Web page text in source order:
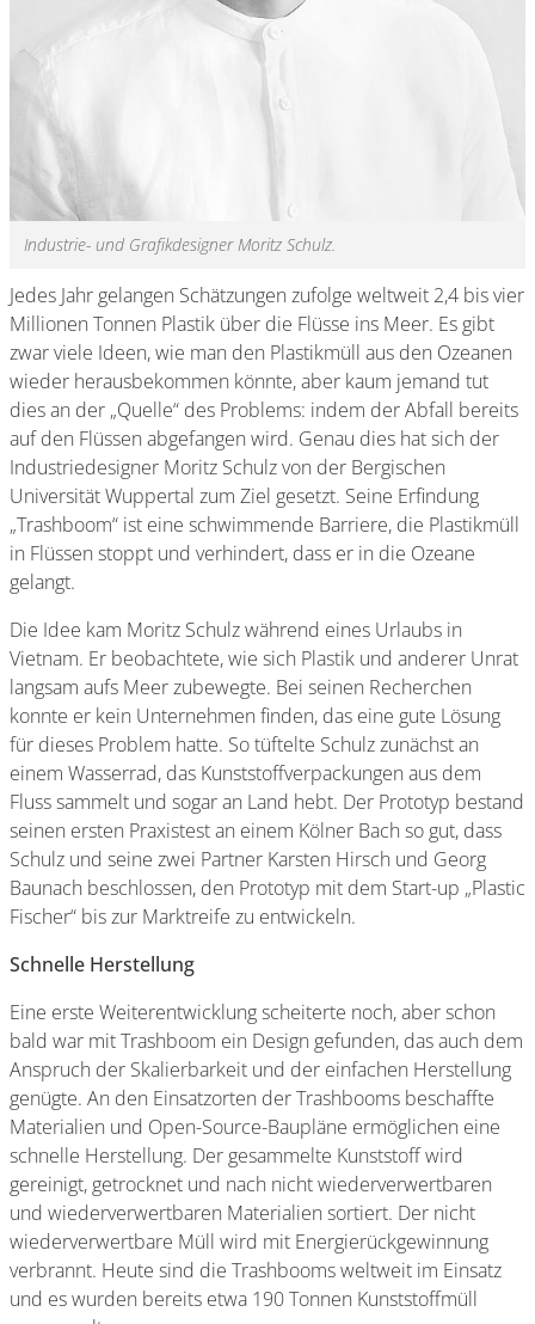
Industrie- und Grafikdesigner Moritz Schulz.
Jedes Jahr gelangen Schätzungen zufolge weltweit 2,4 bis vier
Millionen Tonnen Plastik über die Flüsse ins Meer. Es gibt
zwar viele Ideen, wie man den Plastikmüll aus den Ozeanen
wieder herausbekommen könnte, aber kaum jemand tut
dies an der „Quelle“ des Problems: indem der Abfall bereits
auf den Flüssen abgefangen wird. Genau dies hat sich der
Industriedesigner Moritz Schulz von der Bergischen
Universität Wuppertal zum Ziel gesetzt. Seine Erfindung
„Trashboom“ ist eine schwimmende Barriere, die Plastikmüll
in Flüssen stoppt und verhindert, dass er in die Ozeane
gelangt.
Die Idee kam Moritz Schulz während eines Urlaubs in
Vietnam. Er beobachtete, wie sich Plastik und anderer Unrat
langsam aufs Meer zubewegte. Bei seinen Recherchen
konnte er kein Unternehmen finden, das eine gute Lösung
für dieses Problem hatte. So tüftelte Schulz zunächst an
einem Wasserrad, das Kunststoffverpackungen aus dem
Fluss sammelt und sogar an Land hebt. Der Prototyp bestand
seinen ersten Praxistest an einem Kölner Bach so gut, dass
Schulz und seine zwei Partner Karsten Hirsch und Georg
Baunach beschlossen, den Prototyp mit dem Start-up „Plastic
Fischer“ bis zur Marktreife zu entwickeln.
Schnelle Herstellung
Eine erste Weiterentwicklung scheiterte noch, aber schon
bald war mit Trashboom ein Design gefunden, das auch dem
Anspruch der Skalierbarkeit und der einfachen Herstellung
genügte. An den Einsatzorten der Trashbooms beschaffte
Materialien und Open-Source-Baupläne ermöglichen eine
schnelle Herstellung. Der gesammelte Kunststoff wird
gereinigt, getrocknet und nach nicht wiederverwertbaren
und wiederverwertbaren Materialien sortiert. Der nicht
wiederverwertbare Müll wird mit Energierückgewinnung
verbrannt. Heute sind die Trashbooms weltweit im Einsatz
und es wurden bereits etwa 190 Tonnen Kunststoffmüll